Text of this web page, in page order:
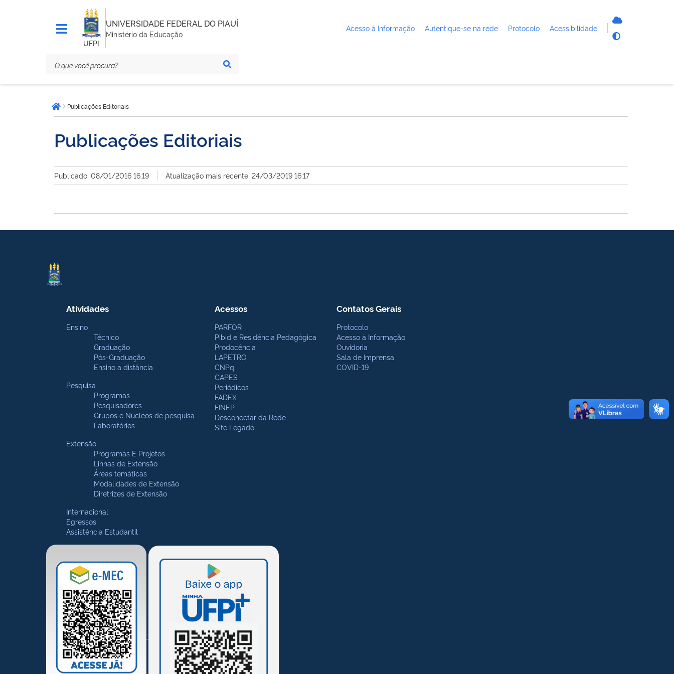
UFPI
UNIVERSIDADE FEDERAL DO PIAUÍ
Ministério da Educação
Acesso à Informação Autentique-se na rede Protocolo Acessibilidade
está
aqui:Página inicial
Publicações Editoriais
Publicações Editoriais
Publicado: 08/01/2016 16:19 Atualização mais recente: 24/03/2019 16:17
Atividades
Ensino
Técnico
Graduação
Pós-Graduação
Ensino a distância
Pesquisa
Programas
Pesquisadores
Grupos e Núcleos de pesquisa
Laboratórios
Extensão
Programas E Projetos
Linhas de Extensão
Áreas temáticas
Modalidades de Extensão
Diretrizes de Extensão
Internacional
Egressos
Assistência Estudantil
Acessos
PARFOR
Pibid e Residência Pedagógica
Prodocência
LAPETRO
CNPq
CAPES
Periódicos
FADEX
FINEP
Desconectar da Rede
Site Legado
Contatos Gerais
Protocolo
Acesso à Informação
Ouvidoria
Sala de Imprensa
COVID-19